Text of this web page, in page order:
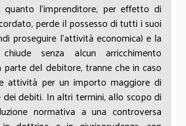
raccordarsi con quello che è il
attribuito alle poste de
vanno annoverate tra le
attive” in senso proprio; ossia,
da eventi che modificano –
variazione in aumento del valore
– gli effetti reddituali di
(o che avrebbero dovuto
quanto l’imprenditore, per effetto di
perde il possesso di tutti i suoi
proseguire l’attività economica) e la
senza alcun arricchimento
del debitore, tranne che in caso
attività per un importo maggiore di
debiti. In altri termini, allo scopo di
normativa a una controversa